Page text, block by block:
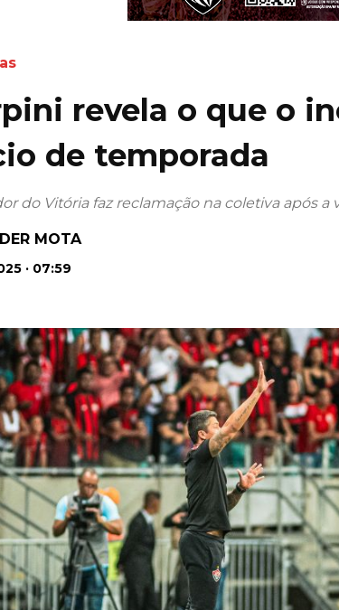
revela o que o
de temporada
do Vitória faz reclamação na coletiva após a
MOTA
· 07:59